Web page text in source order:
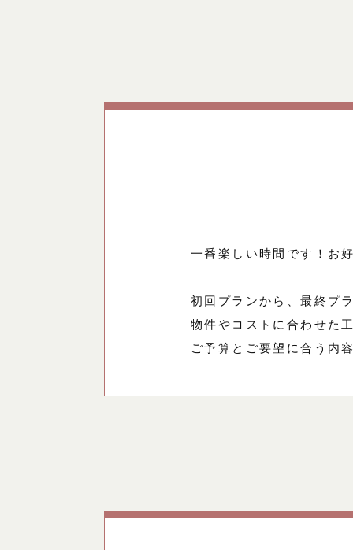
一番楽しい時間です！お
初回プランから、最終プ
物件やコストに合わせた
ご予算とご要望に合う内